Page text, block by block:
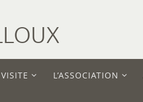
VISITE L’ASSOCIATION